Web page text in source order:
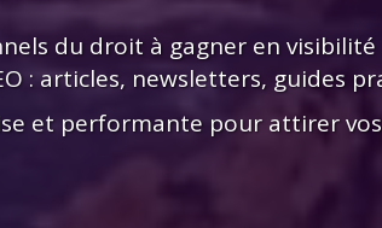
du droit à gagner en
: articles, newsletters, guides
et performante pour attirer